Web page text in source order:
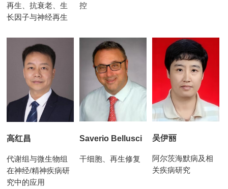
再生、抗衰老、生
长因子与神经再生
控
高红昌
代谢组与微生物组
在神经/精神疾病研
究中的应用
Saverio Bellusci
干细胞、再生修复
吴伊丽
阿尔茨海默病及相
关疾病研究